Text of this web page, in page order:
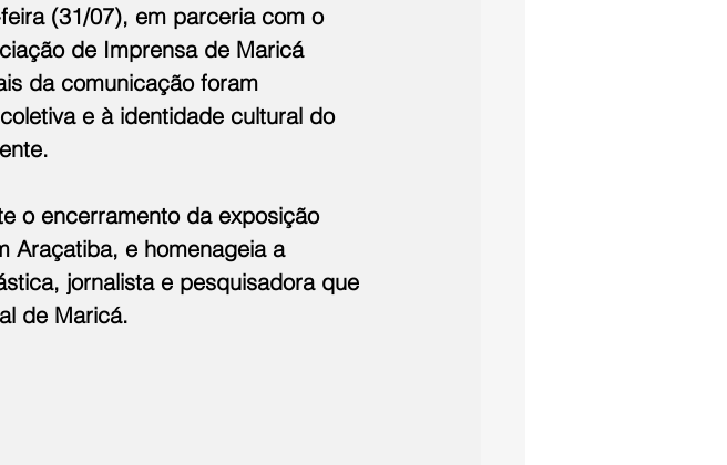
(31/07), em parceria com o
de Imprensa de Maricá
da comunicação foram
e à identidade cultural do
o encerramento da exposição
Araçatiba, e homenageia a
jornalista e pesquisadora que
de Maricá.